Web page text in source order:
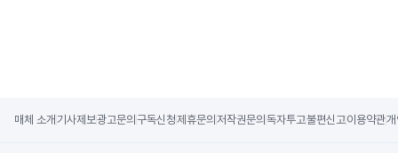
매체 소개 기사제보광고문의 구독신청제휴문의 저작권문의 독자투고불편신고이용약관